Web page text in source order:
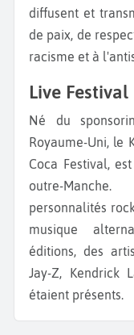
diffusent et
de paix, de
racisme et à
Live Festival
Né du sponsoring de Coca-Cola, en 2006, au
Royaume-Uni, le
Coca Festival,
outre-
personnalités
musique
éditions, des
Jay-Z, Kendrick
étaient présents.